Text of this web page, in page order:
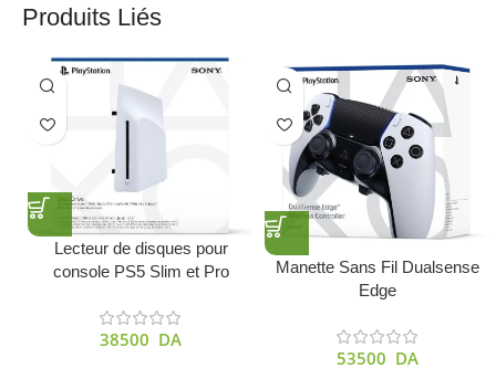
Produits Liés
Lecteur de disques pour
console PS5 Slim et Pro
38500 DA
Manette Sans Fil Dualsense
Edge
53500 DA